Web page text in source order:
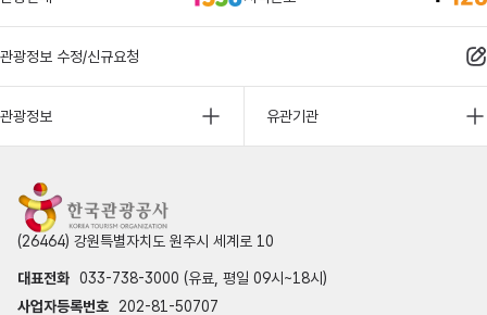
관광정보 수정/신규요청
관광정보 유관기관
(26464) 강원특별자치도 원주시 세계로 10
대표전화 033-738-3000 (유료, 평일 09시~18시)
사업자등록번호 202-81-50707